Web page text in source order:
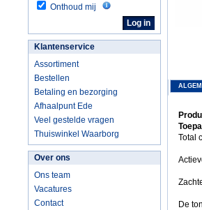
Onthoud mij
Klantenservice
Assortiment
Bestellen
Betaling en bezorging
Afhaalpunt Ede
Veel gestelde vragen
Thuiswinkel Waarborg
Over ons
Ons team
Vacatures
Contact
Total
De